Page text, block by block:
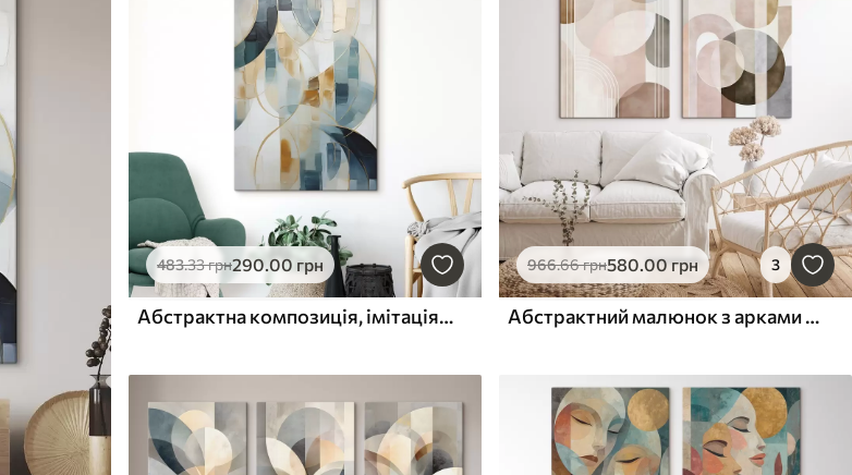
483.33грн290.00 грн
Абстрактна композиція, імітація живопису
966.66грн580.00 грн 3
Абстрактний малюнок з арками та колами